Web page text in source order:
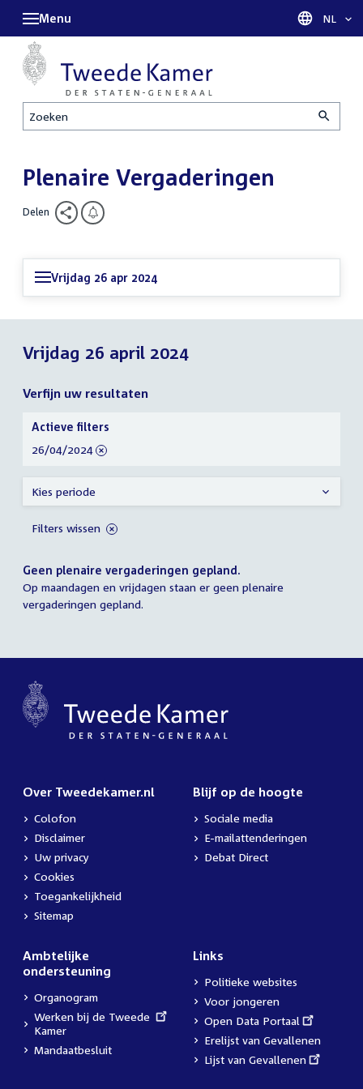
Zoeken
Menu Taal
NL
Plenaire Vergaderingen
Delen
Vrijdag 26 apr 2024
Vrijdag 26 april 2024
Verfijn uw resultaten
Geen plenaire vergaderingen gepland.
Op maandagen en vrijdagen staan er geen plenaire
vergaderingen gepland.
Verfijn
uw
resultaten
Actieve filters
verwijder
26/04/2024
Kies periode
Filters wissen
Over Tweedekamer.nl
Colofon
Disclaimer
Uw privacy
Cookies
Toegankelijkheid
Sitemap
Blijf op de hoogte
Sociale media
E-mailattenderingen
Debat Direct
Ambtelijke
ondersteuning
Organogram
External
link:
Werken bij de Tweede
Kamer
Mandaatbesluit
Links
Politieke websites
Voor jongeren
External
link:
Open Data Portaal
Erelijst van Gevallenen
External
Lijst van Gevallenen